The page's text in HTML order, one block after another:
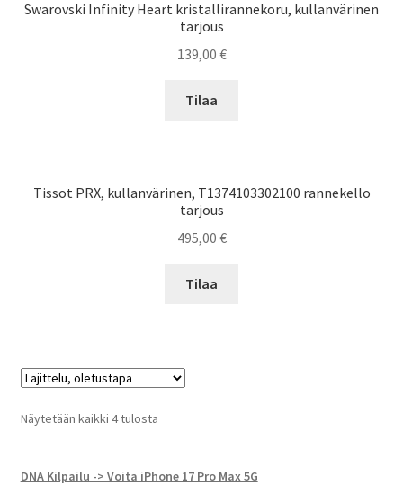
Swarovski Infinity Heart kristallirannekoru, kullanvärinen
tarjous
139,00 €
Tilaa
Tissot PRX, kullanvärinen, T1374103302100 rannekello
tarjous
495,00 €
Tilaa
Näytetään kaikki 4 tulosta
DNA Kilpailu -> Voita iPhone 17 Pro Max 5G